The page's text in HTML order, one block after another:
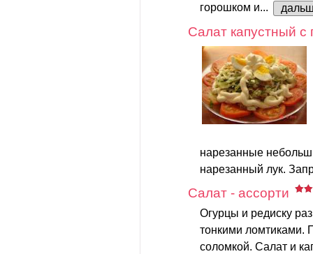
горошком и...
Салат капустный
нарезанные
нарезанный лук.
Салат - ассорти
Огурцы и редиску
тонкими ломтиками.
соломкой. Салат и